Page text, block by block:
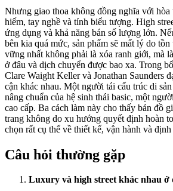
Nhưng giao thoa không đồng nghĩa với
hiếm, tay nghề và tính biểu tượng. High
ứng dụng và khả năng bán số lượng lớn.
bên kia quá mức, sản phẩm sẽ mất lý do
vững nhất không phải là xóa ranh giới, mà
ở đâu và dịch chuyển được bao xa. Trong
Clare Waight Keller và Jonathan Saunders
cận khác nhau. Một người tái cấu trúc di
nâng chuẩn của hệ sinh thái basic, một
cao cấp. Ba cách làm này cho thấy bản đồ
trang không do xu hướng quyết định hoàn
chọn rất cụ thể về thiết kế, vận hành và
Câu hỏi thường gặp
Luxury và high street khác nhau ở